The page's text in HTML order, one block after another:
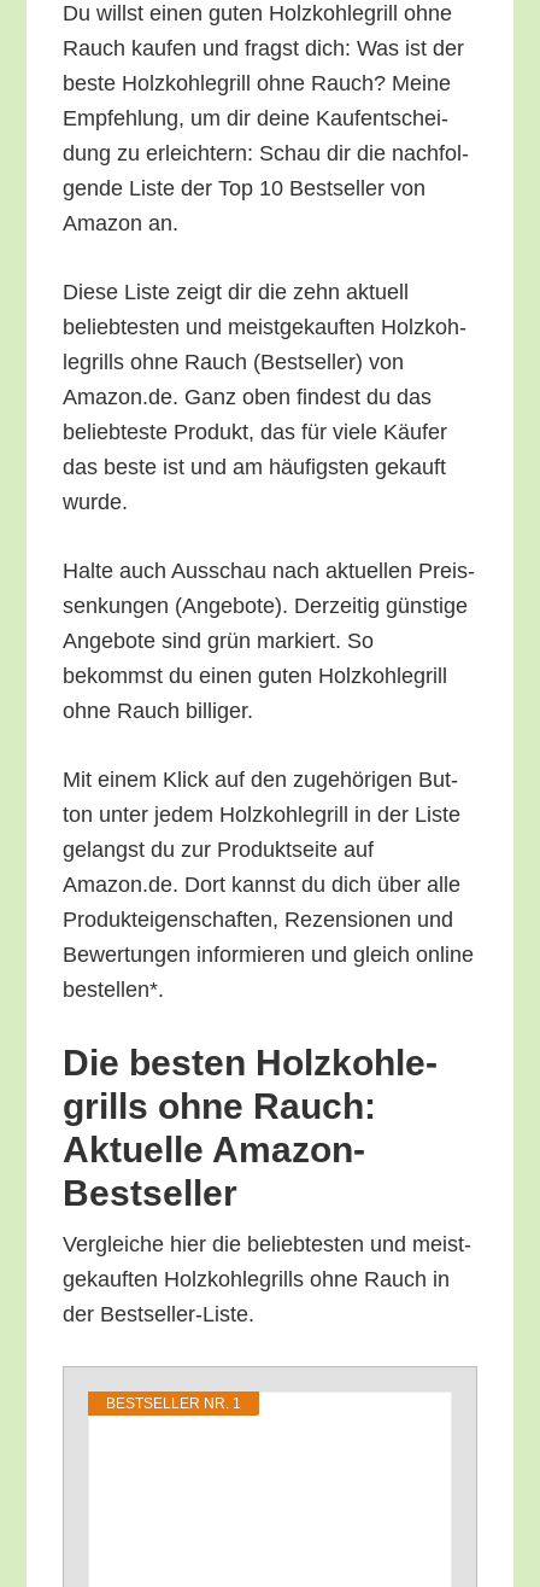
Du willst einen guten Holz­koh­le­grill ohne
Rauch kau­fen und fragst dich: Was ist der
bes­te Holz­koh­le­grill ohne Rauch? Mei­ne
Emp­feh­lung, um dir dei­ne Kauf­ent­schei­
dung zu erleich­tern: Schau dir die nach­fol­
gen­de Lis­te der Top 10 Best­sel­ler von
Ama­zon an.
Die­se Lis­te zeigt dir die zehn aktu­ell
belieb­tes­ten und meist­ge­kauf­ten Holz­koh­
le­grills ohne Rauch (Best­sel­ler) von
Amazon.de. Ganz oben fin­dest du das
belieb­tes­te Pro­dukt, das für vie­le Käu­fer
das bes­te ist und am häu­figs­ten gekauft
wurde.
Hal­te auch Aus­schau nach aktu­el­len Preis­
sen­kun­gen (Ange­bo­te). Der­zei­tig güns­ti­ge
Ange­bo­te sind grün mar­kiert. So
bekommst du einen guten Holz­koh­le­grill
ohne Rauch billiger.
Mit einem Klick auf den zuge­hö­ri­gen But­
ton unter jedem Holz­koh­le­grill in der Lis­te
gelangst du zur Pro­dukt­sei­te auf
Amazon.de. Dort kannst du dich über alle
Pro­duk­tei­gen­schaf­ten, Rezen­sio­nen und
Bewer­tun­gen infor­mie­ren und gleich online
bestellen*.
Die bes­ten Holz­koh­le­
grills ohne Rauch:
Aktu­el­le Amazon-
Bestseller
Ver­glei­che hier die belieb­tes­ten und meist­
ge­kauf­ten Holz­koh­le­grills ohne Rauch in
der Bestseller-Liste.
BEST­SEL­LER NR. 1